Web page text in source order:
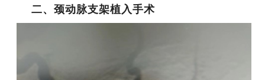
二、颈动脉支架植入手术